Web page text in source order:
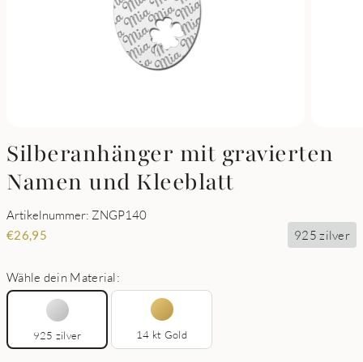
Silberanhänger mit gravierten
Namen und Kleeblatt
Artikelnummer: ZNGP140
€26,95 925 zilver
Wähle dein Material:
925 zilver 14 kt Gold